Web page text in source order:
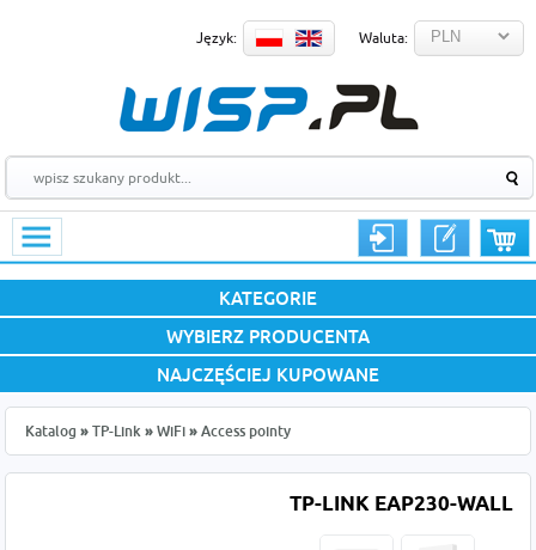
Język: Waluta:
KATEGORIE
WYBIERZ PRODUCENTA
NAJCZĘŚCIEJ KUPOWANE
Katalog » TP-Link » WiFi » Access pointy
TP-LINK EAP230-WALL